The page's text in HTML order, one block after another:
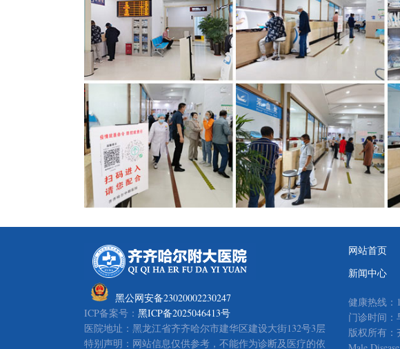
黑公网安备23020002230247
ICP备案号： 黑ICP备2025046413号
医院地址：黑龙江省齐齐哈尔市建华区建设大街132号3层
特别声明：网站信息仅供参考，不能作为诊断及医疗的依
网站首页
新闻中心
健康热线：
门诊时间：
版权所有：